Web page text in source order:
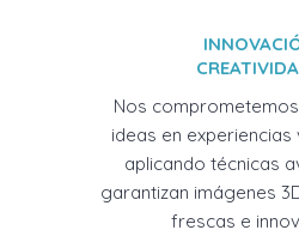
Nos
ideas en experiencias
aplicando técnicas
garantizan imágenes
frescas e